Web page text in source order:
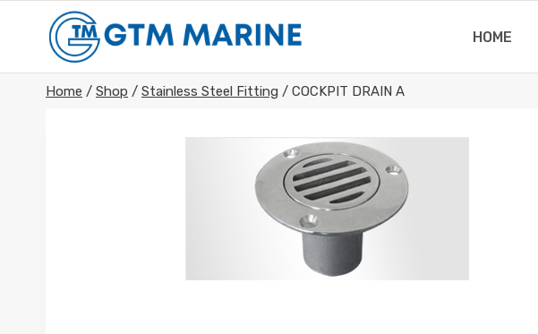
content
HOME
Home / Shop / Stainless Steel Fitting / COCKPIT DRAIN A